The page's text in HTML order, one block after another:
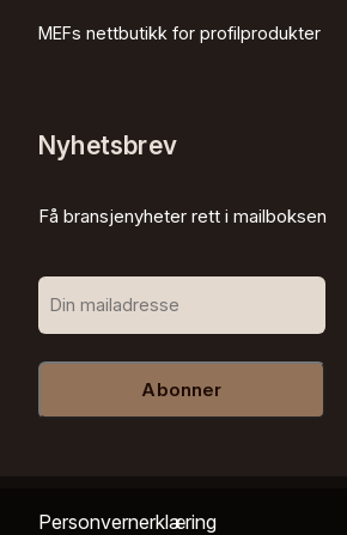
MEFs nettbutikk for profilprodukter
Nyhetsbrev
Få bransjenyheter rett i mailboksen
Abonner
Personvernerklæring